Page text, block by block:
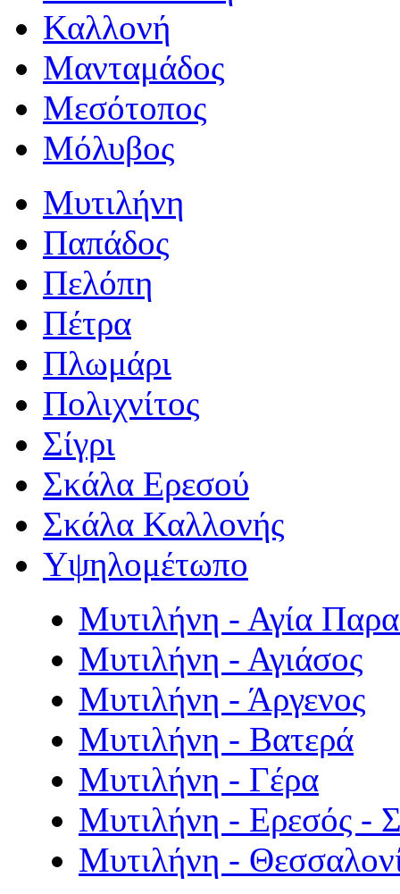
Καλλονή
Μανταμάδος
Μεσότοπος
Μόλυβος
Μυτιλήνη
Παπάδος
Πελόπη
Πέτρα
Πλωμάρι
Πολιχνίτος
Σίγρι
Σκάλα Ερεσού
Σκάλα Καλλονής
Υψηλομέτωπο
Μυτιλήνη - Αγία
Μυτιλήνη - Αγιάσος
Μυτιλήνη - Άργενος
Μυτιλήνη - Βατερά
Μυτιλήνη - Γέρα
Μυτιλήνη - Ερεσός -
Μυτιλήνη -